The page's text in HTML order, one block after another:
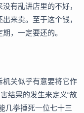
有乱讲店里的不好，
来卖。至于这个钱，
，一定要还的。
关似乎有意要将它作
结果的发生来定义“故
几拳捶死一位七十三